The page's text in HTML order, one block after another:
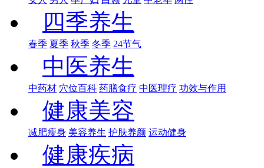
四季养生
春季 夏季 秋季 冬季 24节气
中医养生
中药材 穴位百科 药膳食疗 中医理疗 功效与作用
健康美容
减肥瘦身 美容养生 护肤养颜 运动健身
健康疾病